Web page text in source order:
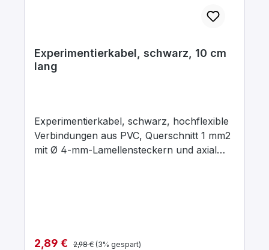
Experimentierkabel, schwarz, 10 cm
lang
Experimentierkabel, schwarz, hochflexible
Verbindungen aus PVC, Querschnitt 1 mm2
mit Ø 4-mm-Lamellensteckern und axial
mΩ. Arbeitstemperatur -10 … + 70°C.
Verkaufspreis:
2,89 € Regulärer Preis:
2,98 € (3% gespart)